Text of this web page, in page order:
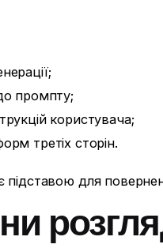
промпту;
користувача;
третіх сторін.
є підставою для